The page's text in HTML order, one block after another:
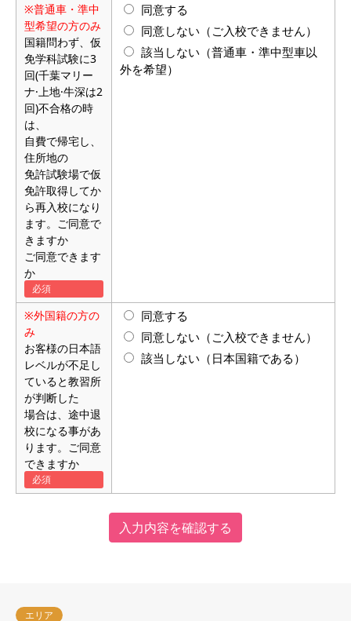
※普通車・準中
型希望の方のみ
国籍問わず、仮
免学科試験に3
回(千葉マリー
ナ·上地·牛深は2
回)不合格の時
は、
自費で帰宅し、
住所地の
免許試験場で仮
免許取得してか
ら再入校になり
ます。ご同意で
きますか
ご同意できます
か
同意する
同意しない（ご入校できません）
該当しない（普通車・準中型車以
外を希望）
※外国籍の方の
み
お客様の日本語
レベルが不足し
ていると教習所
が判断した
場合は、途中退
校になる事があ
ります。ご同意
できますか
同意する
同意しない（ご入校できません）
該当しない（日本国籍である）
エリア